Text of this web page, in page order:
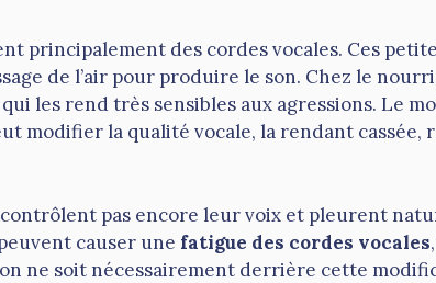
principalement des cordes vocales. Ces
de l’air pour produire le son. Chez le
les rend très sensibles aux agressions. Le
modifier la qualité vocale, la rendant cassée,
pas encore leur voix et pleurent
causer une fatigue des cordes vocales
ne soit nécessairement derrière cette